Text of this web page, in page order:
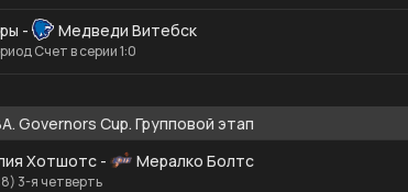
- Медведи Витебск
Счет в серии 1:0
Governors Cup. Групповой этап
Хотшотс - Мералко Болтс
3-я четверть